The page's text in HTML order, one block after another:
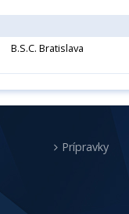
B.S.C. Bratislava
Prípravky